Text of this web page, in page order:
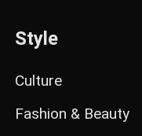
Style
Culture
Fashion & Beauty